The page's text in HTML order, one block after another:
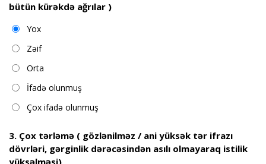
bütün kürəkdə ağrılar )
Yox
Zəif
Orta
İfadə olunmuş
Çox ifadə olunmuş
3. Çox tərləmə ( gözlənilməz / ani yüksək tər ifrazı
dövrləri, gərginlik dərəcəsindən asılı olmayaraq istilik
yüksəlməsi)